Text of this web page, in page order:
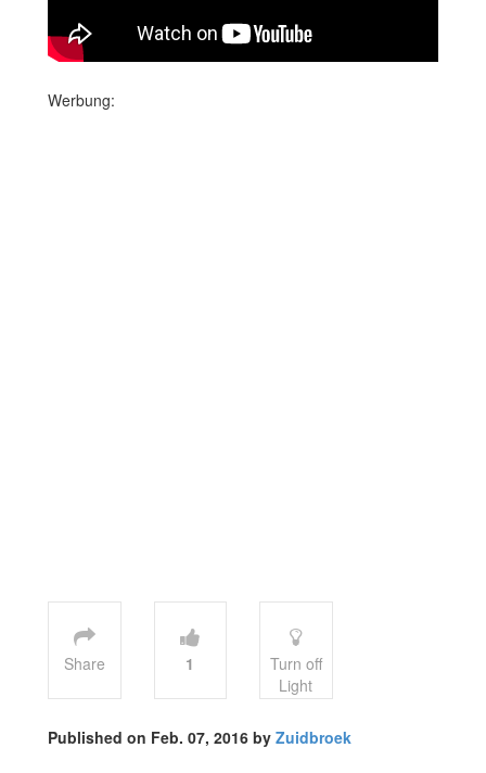
Werbung:
Share 1
Turn off
Light
Published on Feb. 07, 2016 by Zuidbroek